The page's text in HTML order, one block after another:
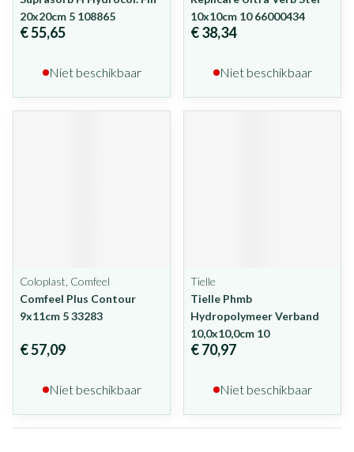
20x20cm 5 108865
€ 55,65
Niet beschikbaar
10x10cm 10 66000434
€ 38,34
Niet beschikbaar
Coloplast, Comfeel
Comfeel Plus Contour
9x11cm 5 33283
€ 57,09
Niet beschikbaar
Tielle
Tielle Phmb
Hydropolymeer Verband
10,0x10,0cm 10
€ 70,97
Niet beschikbaar